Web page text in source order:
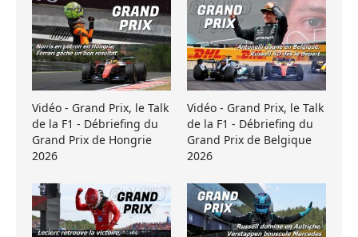
Vidéo - Grand Prix, le Talk
de la F1 - Débriefing du
Grand Prix de Hongrie
2026
Vidéo - Grand Prix, le Talk
de la F1 - Débriefing du
Grand Prix de Belgique
2026